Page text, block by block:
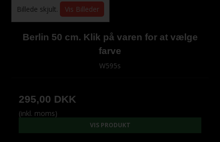
Billede skjult. Vis Billeder
Berlin 50 cm. Klik på varen for at vælge
farve
W595s
295,00 DKK
(inkl. moms)
VIS PRODUKT